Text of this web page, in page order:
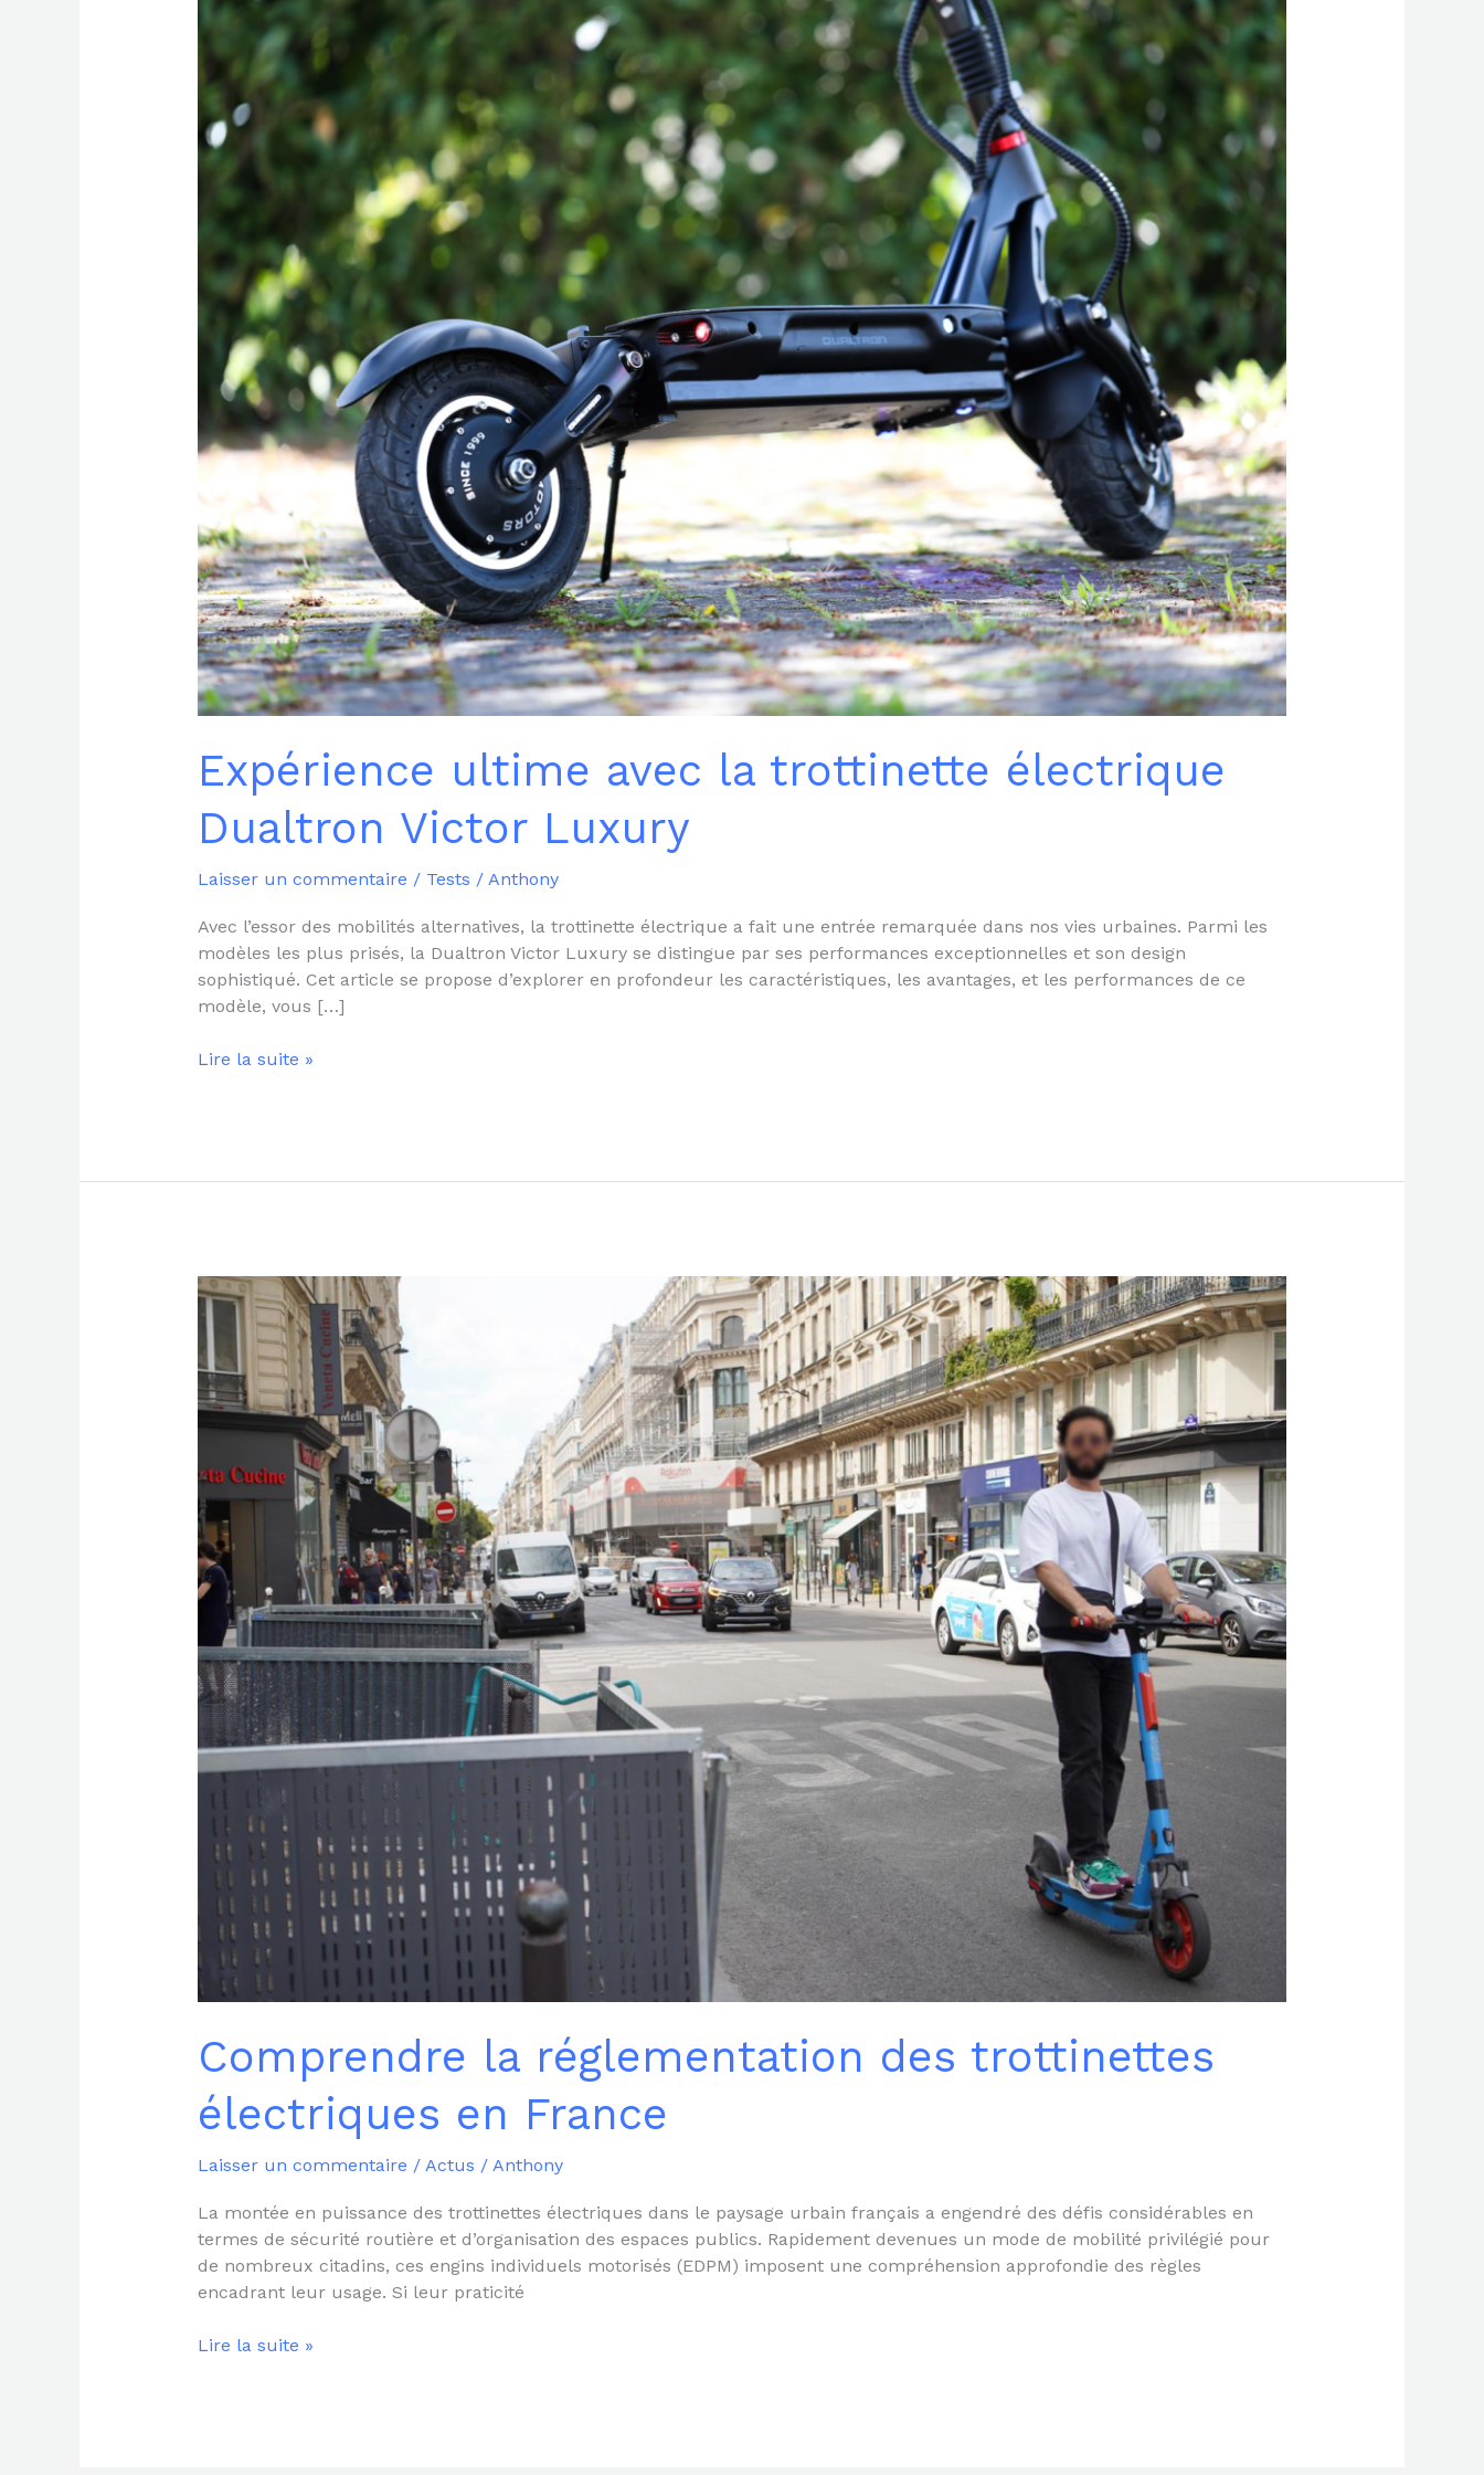
Expérience ultime avec la trottinette électrique
Dualtron Victor Luxury
Laisser un commentaire / Tests / Anthony
Avec l’essor des mobilités alternatives, la trottinette électrique a fait une entrée remarquée dans nos vies urbaines. Parmi les
modèles les plus prisés, la Dualtron Victor Luxury se distingue par ses performances exceptionnelles et son design
sophistiqué. Cet article se propose d’explorer en profondeur les caractéristiques, les avantages, et les performances de ce
modèle, vous […]
ultime
avec
la
trottinette
électrique
Dualtron
Victor
Luxury
Lire la suite »
Comprendre la réglementation des trottinettes
électriques en France
Laisser un commentaire / Actus / Anthony
La montée en puissance des trottinettes électriques dans le paysage urbain français a engendré des défis considérables en
termes de sécurité routière et d’organisation des espaces publics. Rapidement devenues un mode de mobilité privilégié pour
de nombreux citadins, ces engins individuels motorisés (EDPM) imposent une compréhension approfondie des règles
encadrant leur usage. Si leur praticité
Comprendre
la
réglementation
des
trottinettes
électriques
France
Lire la suite »